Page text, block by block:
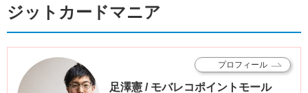
ジットカードマニア
足澤憲 / モバレコポイントモール
プロフィール